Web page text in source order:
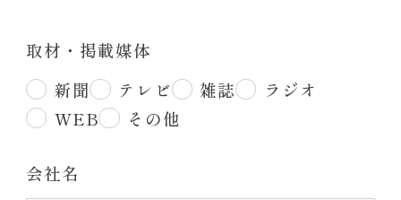
KISEKI:三徳
ダイヤモンド砥石・専用ホルダー
KISEKI:ペティ
ダイヤモンド砥石・専用ホルダー
KISEKI:について
取材・掲載媒体
新聞
テレビ 雑誌
ラジオ
WEB
その他
会社名
090-1602-9884